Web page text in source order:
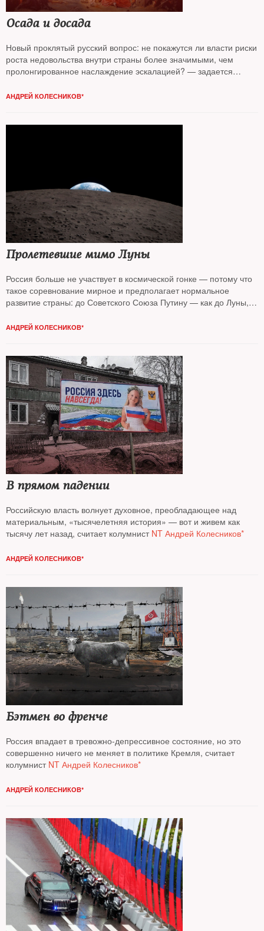
Осада и досада
Новый проклятый русский вопрос: не покажутся ли власти риски
роста недовольства внутри страны более значимыми, чем
пролонгированное наслаждение эскалацией? — задается
АНДРЕЙ КОЛЕСНИКОВ*
Пролетевшие мимо Луны
Россия больше не участвует в космической гонке — потому что
такое соревнование мирное и предполагает нормальное
развитие страны: до Советского Союза Путину — как до Луны,
АНДРЕЙ КОЛЕСНИКОВ*
В прямом падении
Российскую власть волнует духовное, преобладающее над
материальным, «тысячелетняя история» — вот и живем как
тысячу лет назад, считает колумнист NT Андрей Колесников*
АНДРЕЙ КОЛЕСНИКОВ*
Бэтмен во френче
Россия впадает в тревожно-депрессивное состояние, но это
совершенно ничего не меняет в политике Кремля, считает
колумнист NT Андрей Колесников*
АНДРЕЙ КОЛЕСНИКОВ*